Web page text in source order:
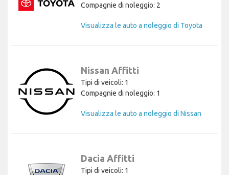
Compagnie di noleggio: 2
Visualizza le auto a noleggio di Toyota
Nissan Affitti
Tipi di veicoli: 1
Compagnie di noleggio: 1
Visualizza le auto a noleggio di Nissan
Dacia Affitti
Tipi di veicoli: 1